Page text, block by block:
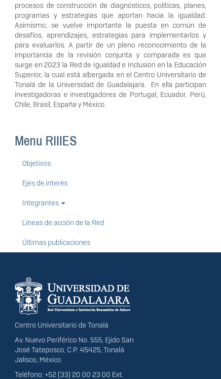
procesos de construcción de diagnósticos, políticas, planes,
programas y estrategias que aportan hacia la igualdad.
Asimismo, se vuelve importante la puesta en común de
desafíos, aprendizajes, estrategias para implementarlos y
para evaluarlos. A partir de un pleno reconocimiento de la
importancia de la revisión conjunta y comparada es que
surge en 2023 la Red de Igualdad e Inclusión en la Educación
Superior, la cual está albergada en el Centro Universitario de
Tonalá de la Universidad de Guadalajara. En ella participan
investigadoras e investigadores de Portugal, Ecuador, Perú,
Chile, Brasil, España y México.
Menu RIIIES
Objetivos
Ejes de interés
Integrantes
Líneas de acción de la Red
Últimas publicaciones
Información del
portal
Centro Universitario de Tonalá
Av. Nuevo Periférico No. 555, Ejido San
José Tateposco, C.P. 45425, Tonalá
Jalisco, México
Teléfono: +52 (33) 20 00 23 00 Ext.